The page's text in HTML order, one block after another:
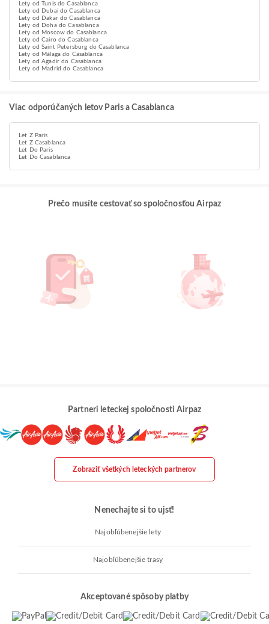
Lety od Tunis do Casablanca
Lety od Dubai do Casablanca
Lety od Dakar do Casablanca
Lety od Doha do Casablanca
Lety od Moscow do Casablanca
Lety od Cairo do Casablanca
Lety od Saint Petersburg do Casablanca
Lety od Málaga do Casablanca
Lety od Agadir do Casablanca
Lety od Madrid do Casablanca
Viac odporúčaných letov Paris a Casablanca
Let Z Paris
Let Z Casablanca
Let Do Paris
Let Do Casablanca
Prečo musíte cestovať so spoločnosťou Airpaz
Partneri leteckej spoločnosti Airpaz
Zobraziť všetkých leteckých partnerov
Nenechajte si to ujsť!
Najobľúbenejšie lety
Najobľúbenejšie trasy
Akceptované spôsoby platby